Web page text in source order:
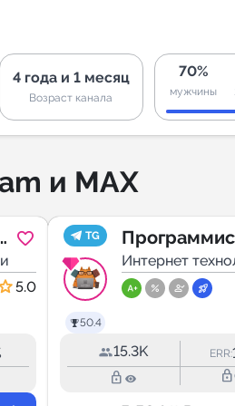
4 года и 1 месяц
Возраст канала
70%
мужчины
и MAX
5.0
TG
50.4
Интернет
15.3K ERR:
lock_outline lock_outline